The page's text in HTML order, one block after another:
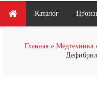
Главное меню
Каталог
Главная Медтехника